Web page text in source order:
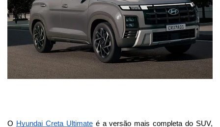
O Hyundai Creta Ultimate é a versão mais completa do SUV,